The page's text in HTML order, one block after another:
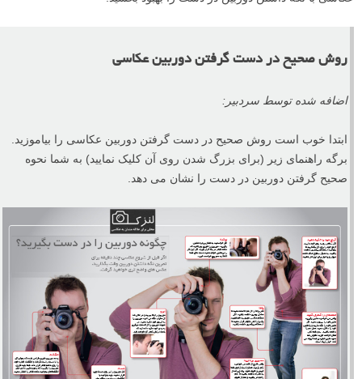
روش صحیح در دست گرفتن دوربین عکاسی
اضافه شده توسط سردبیر:
ابتدا خوب است روش صحیح در دست گرفتن دوربین عکاسی را بیاموزید.
برگه راهنمای زیر (برای بزرگ شدن روی آن کلیک نمایید) به شما نحوه
صحیح گرفتن دوربین در دست را نشان می دهد.